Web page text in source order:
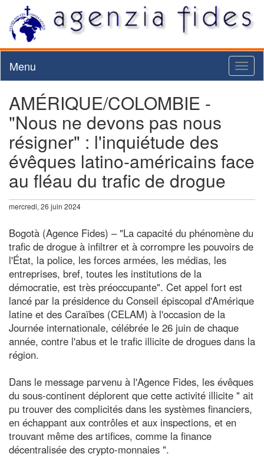
Menu
AMÉRIQUE/COLOMBIE -
"Nous ne devons pas nous
résigner" : l'inquiétude des
évêques latino-américains face
au fléau du trafic de drogue
mercredi, 26 juin 2024
Bogotà (Agence Fides) – "La capacité du phénomène du
trafic de drogue à infiltrer et à corrompre les pouvoirs de
l'État, la police, les forces armées, les médias, les
entreprises, bref, toutes les institutions de la
démocratie, est très préoccupante". Cet appel fort est
lancé par la présidence du Conseil épiscopal d'Amérique
latine et des Caraïbes (CELAM) à l'occasion de la
Journée internationale, célébrée le 26 juin de chaque
année, contre l'abus et le trafic illicite de drogues dans la
région.
Dans le message parvenu à l'Agence Fides, les évêques
du sous-continent déplorent que cette activité illicite " ait
pu trouver des complicités dans les systèmes financiers,
en échappant aux contrôles et aux inspections, et en
trouvant même des artifices, comme la finance
décentralisée des crypto-monnaies ".